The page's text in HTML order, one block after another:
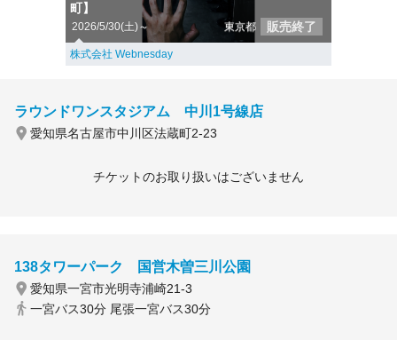
町】
2026/5/30(土)～ 東京都 販売終了
株式会社 Webnesday
ラウンドワンスタジアム 中川1号線店
愛知県名古屋市中川区法蔵町2-23
チケットのお取り扱いはございません
138タワーパーク 国営木曽三川公園
愛知県一宮市光明寺浦崎21-3
一宮バス30分 尾張一宮バス30分